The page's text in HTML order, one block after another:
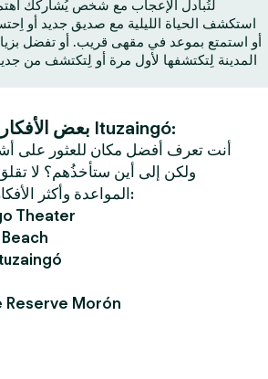
ة
ل
ـ
T
d
e
r
استكشف الحياة الليلية مع صديق جديد أو
أو استمتع بموعد في مقهى قريب. أو تفضل
المدينة لِتكتشفها لأول مرة أو لِتكتشف من
بعض الأفكار لموعد مميز في Ituzaingó:
أنت تعرف أفضل مكان للعثور على
ولكن إلى أين ستأخذُهم؟ لا
المواعدة وأكثر الأفكار شعبية في المدينة:
Theater
Reserve Morón